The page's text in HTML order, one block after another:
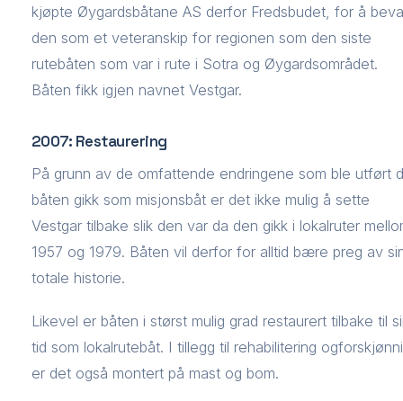
kjøpte Øygardsbåtane AS derfor Fredsbudet, for å
den som et veteranskip for regionen som den siste
rutebåten som var i rute i Sotra og Øygardsområdet.
Båten fikk igjen navnet Vestgar.
2007: Restaurering
På grunn av de omfattende endringene som ble utført
båten gikk som misjonsbåt er det ikke mulig å sette
Vestgar tilbake slik den var da den gikk i lokalruter
1957 og 1979. Båten vil derfor for alltid bære preg av
totale historie.
Likevel er båten i størst mulig grad restaurert tilbake til
tid som lokalrutebåt. I tillegg til rehabilitering
er det også montert på mast og bom.